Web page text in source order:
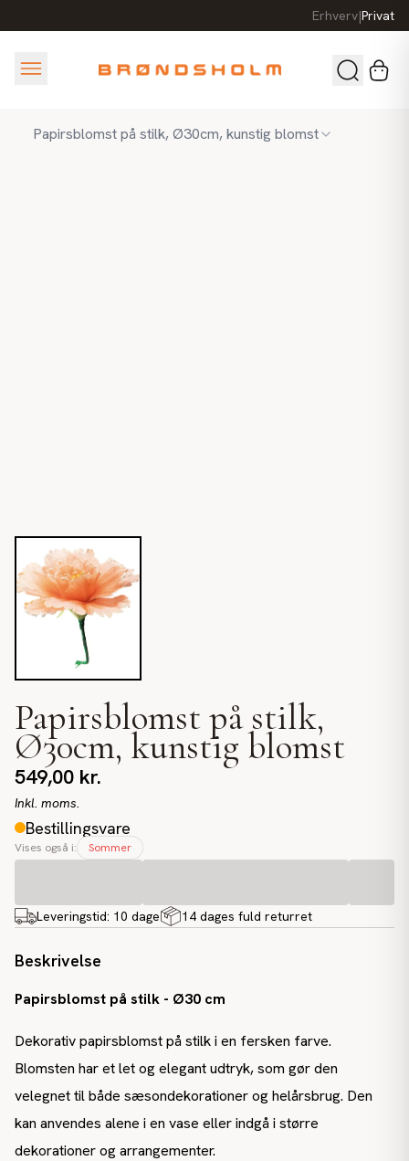
Erhverv|Privat
Papirsblomst på stilk, Ø30cm, kunstig blomst
Papirsblomst på stilk,
Ø30cm, kunstig blomst
549,00 kr.
Inkl. moms.
Bestillingsvare
Vises også i: Sommer
Leveringstid: 10 dage 14 dages fuld returret
Beskrivelse
Papirsblomst på stilk - Ø30 cm
Dekorativ papirsblomst på stilk i en fersken farve.
Blomsten har et let og elegant udtryk, som gør den
velegnet til både sæsondekorationer og helårsbrug. Den
kan anvendes alene i en vase eller indgå i større
dekorationer og arrangementer.